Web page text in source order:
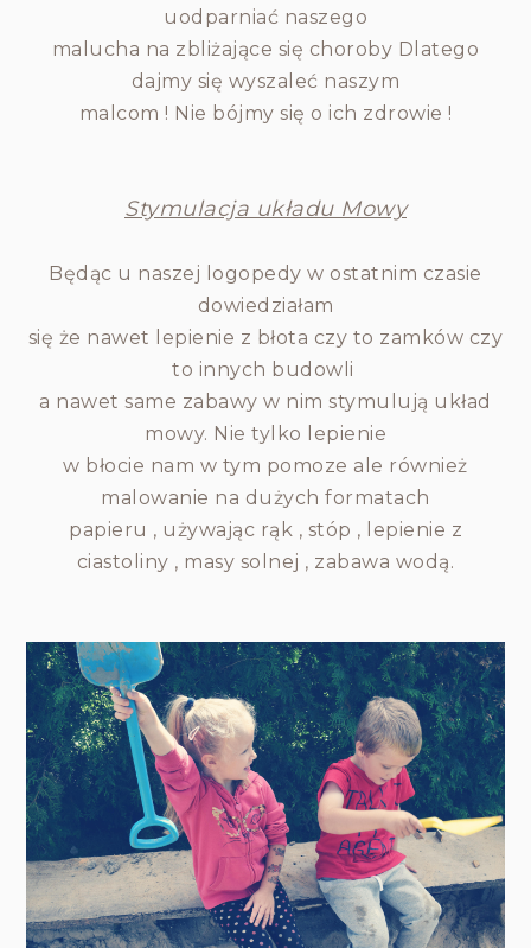
uodparniać naszego
malucha na zbliżające się choroby Dlatego
dajmy się wyszaleć naszym
malcom ! Nie bójmy się o ich zdrowie !
Stymulacja układu Mowy
Będąc u naszej logopedy w ostatnim czasie
dowiedziałam
się że nawet lepienie z błota czy to zamków czy
to innych budowli
a nawet same zabawy w nim stymulują układ
mowy. Nie tylko lepienie
w błocie nam w tym pomoze ale również
malowanie na dużych formatach
papieru , używając rąk , stóp , lepienie z
ciastoliny , masy solnej , zabawa wodą.